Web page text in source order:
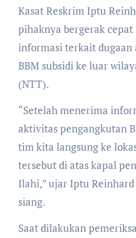
Kasat Reskrim Iptu
pihaknya bergerak
informasi terkait
BBM subsidi ke luar
(NTT).
“Setelah menerima
aktivitas pengangkutan
tim kita langsung ke
tersebut di atas kapal
Ilahi,” ujar Iptu Reinhard
siang.
Saat dilakukan